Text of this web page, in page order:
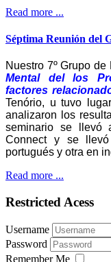
Read more ...
Séptima Reunión del
Nuestro 7º Grupo
Mental del los
factores
Tenório, u tuvo
analizaron los
seminario se llevó
Connect y se
portugués y otra en
Read more ...
Restricted Acess
Username
Password
Remember Me